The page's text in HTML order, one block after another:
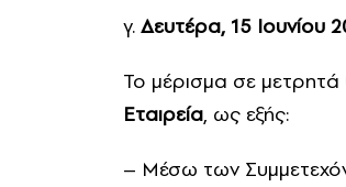
γ. Δευτέρα, 15 Ιουνίου
Το μέρισμα σε
Εταιρεία, ως εξής:
– Μέσω των